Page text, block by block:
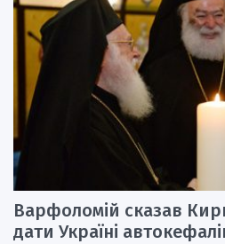
Варфоломій сказав
дати Україні